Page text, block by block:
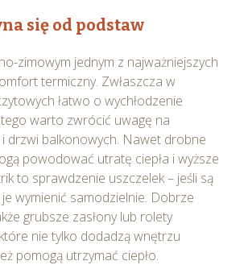
się od podstaw
zimowym jednym z najważniejszych
termiczny. Zwłaszcza w
łatwo o wychłodzenie
warto zwrócić uwagę na
drzwi balkonowych. Nawet drobne
powodować utratę ciepła i wyższe
to sprawdzenie uszczelek – jeśli są
je wymienić samodzielnie. Dobrze
grubsze zasłony lub rolety
nie tylko dodadzą wnętrzu
pomogą utrzymać ciepło.